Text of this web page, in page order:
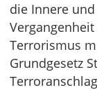
die Innere
Terrorismus
Grundgesetz